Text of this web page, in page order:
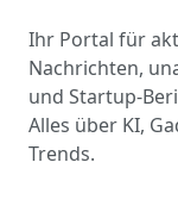
Ihr Portal für
Nachrichten,
und Startup-
Alles über KI,
Trends.